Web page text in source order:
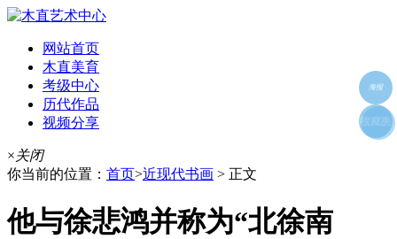
网站首页
木直美育
考级中心
历代作品
视频分享
×关闭
你当前的位置： 首页>近现代书画 > 正文
他与徐悲鸿并称为“北徐南
海报
好友
朋友圈
收藏夹